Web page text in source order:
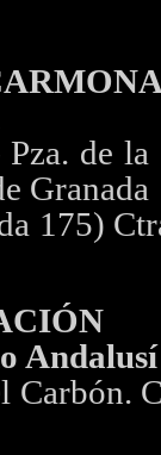
Pza. de
Granada
175)
Andalusí
Carbón.